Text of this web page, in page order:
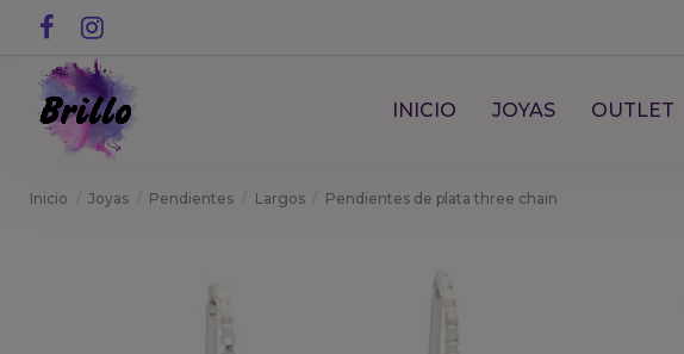
INICIO JOYAS OUTLET
Inicio Joyas Pendientes Largos Pendientes de plata three chain